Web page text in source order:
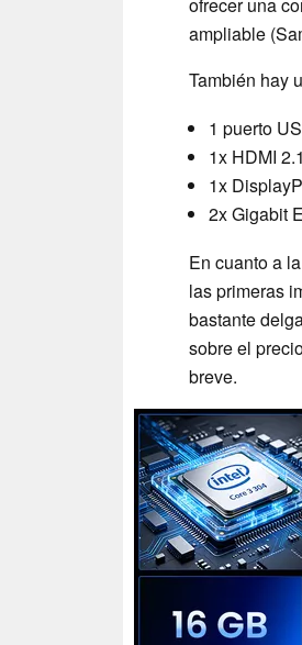
ampliable
También hay
1 puerto
1x HDMI 2.1
1x
2x Gigabit
En cuanto a
las primeras
bastante
sobre el
breve.